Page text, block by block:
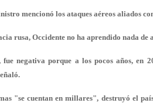
mencionó los ataques aéreos aliados
rusa, Occidente no ha aprendido nada de
fue negativa porque a los pocos años,
"se cuentan en millares", destruyó el